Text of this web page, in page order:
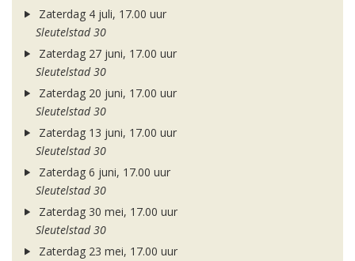
Zaterdag 4 juli, 17.00 uur
Sleutelstad 30
Zaterdag 27 juni, 17.00 uur
Sleutelstad 30
Zaterdag 20 juni, 17.00 uur
Sleutelstad 30
Zaterdag 13 juni, 17.00 uur
Sleutelstad 30
Zaterdag 6 juni, 17.00 uur
Sleutelstad 30
Zaterdag 30 mei, 17.00 uur
Sleutelstad 30
Zaterdag 23 mei, 17.00 uur